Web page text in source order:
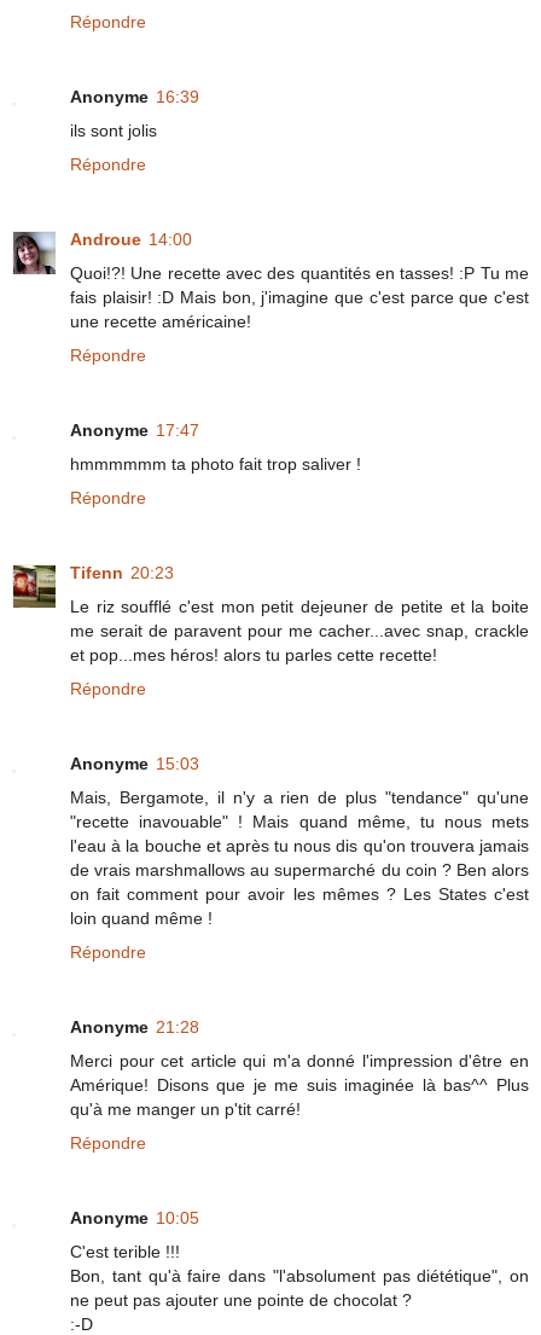
Répondre
Anonyme 16:39
ils sont jolis
Répondre
Androue 14:00
Quoi!?! Une recette avec des quantités en tasses! :P Tu me
fais plaisir! :D Mais bon, j'imagine que c'est parce que c'est
une recette américaine!
Répondre
Anonyme 17:47
hmmmmmm ta photo fait trop saliver !
Répondre
Tifenn 20:23
Le riz soufflé c'est mon petit dejeuner de petite et la boite
me serait de paravent pour me cacher...avec snap, crackle
et pop...mes héros! alors tu parles cette recette!
Répondre
Anonyme 15:03
Mais, Bergamote, il n'y a rien de plus "tendance" qu'une
"recette inavouable" ! Mais quand même, tu nous mets
l'eau à la bouche et après tu nous dis qu'on trouvera jamais
de vrais marshmallows au supermarché du coin ? Ben alors
on fait comment pour avoir les mêmes ? Les States c'est
loin quand même !
Répondre
Anonyme 21:28
Merci pour cet article qui m'a donné l'impression d'être en
Amérique! Disons que je me suis imaginée là bas^^ Plus
qu'à me manger un p'tit carré!
Répondre
Anonyme 10:05
C'est terible !!!
Bon, tant qu'à faire dans "l'absolument pas diététique", on
ne peut pas ajouter une pointe de chocolat ?
:-D